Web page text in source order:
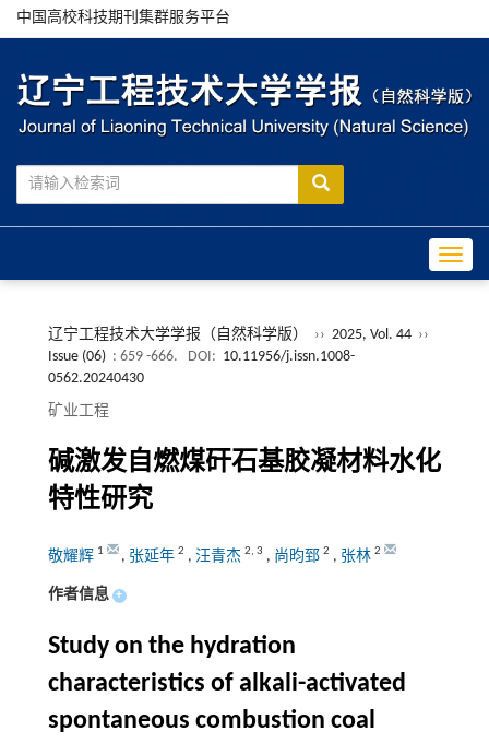
中国高校科技期刊集群服务平台
辽宁工程技术大学学报（自然科学版） ›› 2025, Vol. 44 ››
Issue (06) : 659 -666. DOI: 10.11956/j.issn.1008-
0562.20240430
矿业工程
碱激发自燃煤矸石基胶凝材料水化
特性研究
敬耀辉 1 , 张延年 2 , 汪青杰 2, 3 , 尚昀郅 2 , 张林 2
作者信息 +
Study on the hydration
characteristics of alkali-activated
spontaneous combustion coal